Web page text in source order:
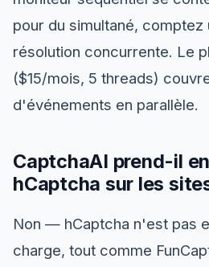
pour du simultané, comptez
résolution concurrente. Le
($15/mois, 5 threads)
d'événements en parallèle.
CaptchaAI prend-il
hCaptcha sur les
Non — hCaptcha n'est pas
charge, tout comme